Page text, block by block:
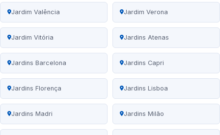
Jardim Valência Jardim Verona
Jardim Vitória Jardins Atenas
Jardins Barcelona Jardins Capri
Jardins Florença Jardins Lisboa
Jardins Madri Jardins Milão